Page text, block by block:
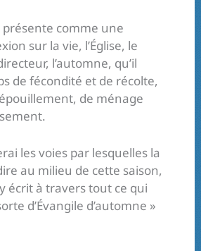
présente comme une
sur la vie, l’Église, le
l’automne, qu’il
de fécondité et de récolte,
de ménage
les voies par lesquelles la
au milieu de cette saison,
écrit à travers tout ce qui
d’Évangile d’automne »